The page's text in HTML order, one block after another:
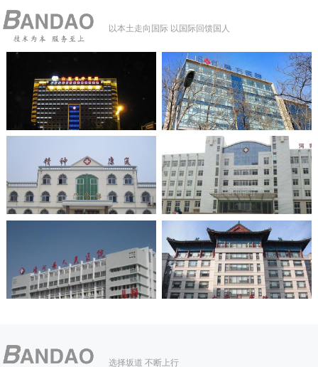
以本土走向国际 以国际回馈国人
选择坂道 不断上行